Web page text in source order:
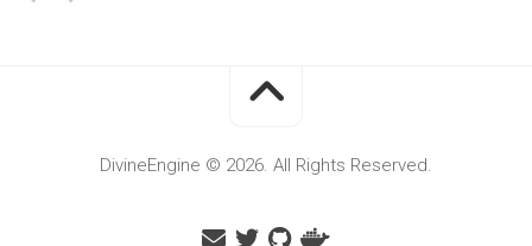
DivineEngine © 2026. All Rights Reserved.